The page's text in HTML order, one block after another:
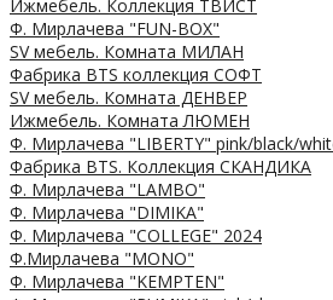
Ижмебель. Коллекция ТВИСТ
Ф. Мирлачева "FUN-BOX"
SV мебель. Комната МИЛАН
Фабрика BTS коллекция СОФТ
SV мебель. Комната ДЕНВЕР
Ижмебель. Комната ЛЮМЕН
Ф. Мирлачева "LIBERTY" pink/black/
Фабрика BTS. Коллекция СКАНДИКА
Ф. Мирлачева "LAMBO"
Ф. Мирлачева "DIMIKA"
Ф. Мирлачева "COLLEGE" 2024
Ф.Мирлачева "MONO"
Ф. Мирлачева "KEMPTEN"